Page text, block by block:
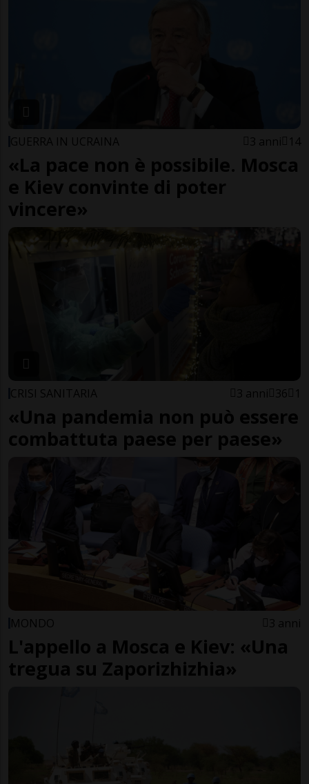
GUERRA IN UCRAINA 3 anni 14
«La pace non è possibile. Mosca
e Kiev convinte di poter
vincere»
CRISI SANITARIA 3 anni 36 1
«Una pandemia non può essere
combattuta paese per paese»
MONDO 3 anni
L'appello a Mosca e Kiev: «Una
tregua su Zaporizhizhia»